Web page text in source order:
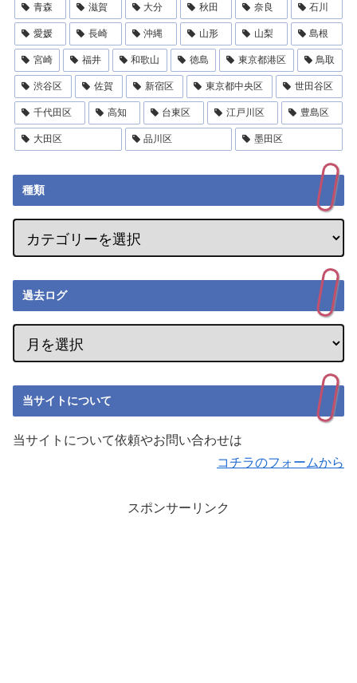
青森 滋賀 大分 秋田 奈良 石川
愛媛 長崎 沖縄 山形 山梨 島根
宮崎 福井 和歌山 徳島 東京都港区 鳥取
渋谷区 佐賀 新宿区 東京都中央区 世田谷区
千代田区 高知 台東区 江戸川区 豊島区
大田区 品川区 墨田区
種類
過去ログ
当サイトについて
当サイトについて依頼やお問い合わせは
コチラのフォームから
スポンサーリンク